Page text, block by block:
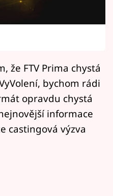
Vary
že FTV Prima chystá
bychom rádi
opravdu chystá
informace
castingová výzva